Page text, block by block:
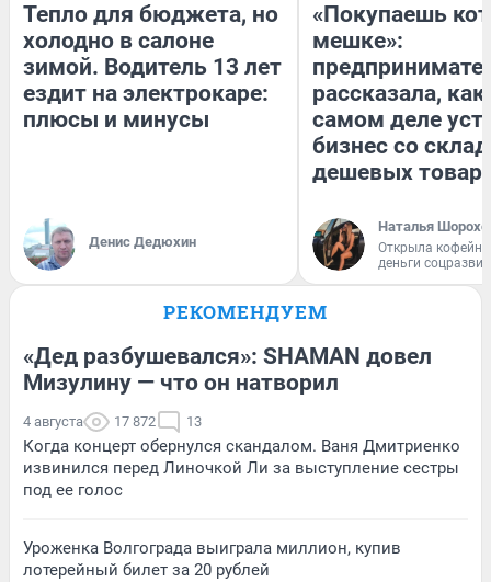
Тепло для бюджета, но
холодно в салоне
зимой. Водитель 13 лет
ездит на электрокаре:
плюсы и минусы
Денис Дедюхин
«Покупаешь
мешке»:
рассказала, как
самом деле
бизнес со
дешевых
Наталья
Открыла
деньги
РЕКОМЕНДУЕМ
«Дед разбушевался»: SHAMAN довел
Мизулину — что он натворил
4 августа 17 872 13
Когда концерт обернулся скандалом. Ваня Дмитриенко
извинился перед Линочкой Ли за выступление сестры
под ее голос
Уроженка Волгограда выиграла миллион, купив
лотерейный билет за 20 рублей